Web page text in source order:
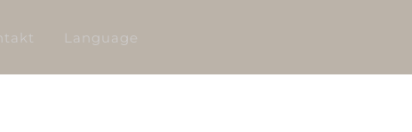
Language